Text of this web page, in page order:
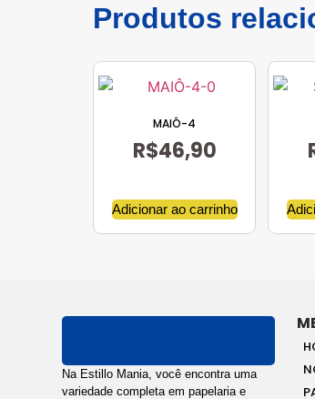
Produtos
MAIÔ-4
R$46,90
Adicionar ao carrinho
Na Estillo Mania, você encontra uma
variedade completa em papelaria e